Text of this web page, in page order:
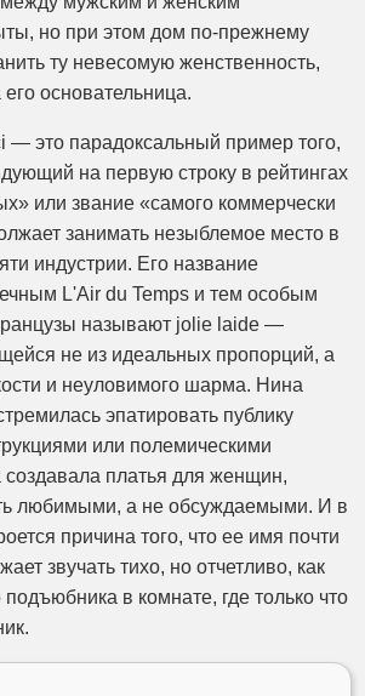
но при этом дом по-прежнему
ту невесомую женственность,
основательница.
— это парадоксальный пример того,
на первую строку в рейтингах
или звание «самого коммерчески
занимать незыблемое место в
индустрии. Его название
L'Air du Temps и тем особым
называют jolie laide —
не из идеальных пропорций, а
и неуловимого шарма. Нина
эпатировать публику
или полемическими
платья для женщин,
любимыми, а не обсуждаемыми. И в
причина того, что ее имя почти
звучать тихо, но отчетливо, как
в комнате, где только что